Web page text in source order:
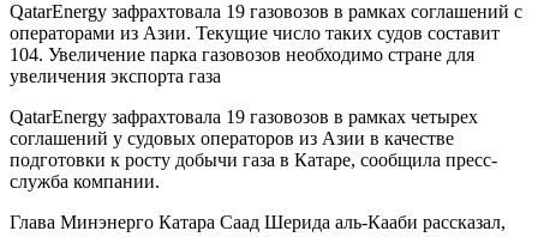
QatarEnergy зафрахтовала 19 газовозов в рамках соглашений с
операторами из Азии. Текущие число таких судов составит
104. Увеличение парка газовозов необходимо стране для
увеличения экспорта газа
QatarEnergy зафрахтовала 19 газовозов в рамках четырех
соглашений у судовых операторов из Азии в качестве
подготовки к росту добычи газа в Катаре, сообщила пресс-
служба компании.
Глава Минэнерго Катара Саад Шерида аль-Кааби рассказал,